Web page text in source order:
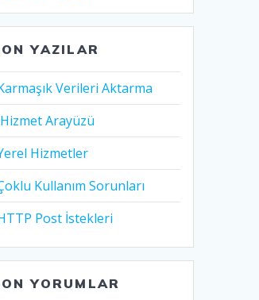
YAZILAR
Verileri Aktarma
Hizmet Arayüzü
Hizmetler
Kullanım Sorunları
Post İstekleri
YORUMLAR